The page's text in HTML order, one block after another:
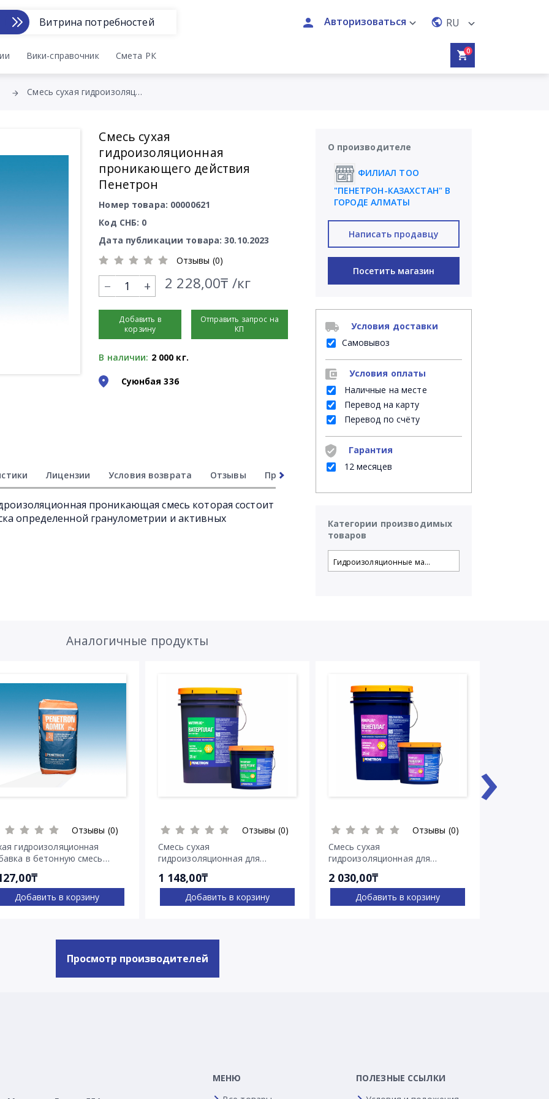
Витрина потребностей Авторизоваться RU
Вики-справочник Смета РК 0
Смесь сухая гидроизоляционная проникающего действия Пенетрон
Смесь сухая
гидроизоляционная
проникающего действия
Пенетрон
Номер товара: 00000621
Код СНБ: 0
Дата публикации товара: 30.10.2023
Отзывы (0)
+ 2 228,00₸ /кг
Добавить в
корзину
Отправить запрос на
КП
В наличии: 2 000 кг.
Суюнбая 336
Лицензии Условия возврата Отзывы Прочее Часто задаваемые вопросы
проникающая смесь которая состоит
определенной гранулометрии и активных
О производителе
ФИЛИАЛ ТОО
"ПЕНЕТРОН-КАЗАХСТАН" В
ГОРОДЕ АЛМАТЫ
Написать продавцу
Посетить магазин
Условия доставки
Самовывоз
Условия оплаты
Наличные на месте
Перевод на карту
Перевод по счёту
Гарантия
12 месяцев
Категории производимых
товаров
Гидроизоляционные ма...
Аналогичные продукты
Отзывы (0)
гидроизоляционная
в бетонную смесь
Добавить в корзину
Отзывы (0)
Смесь сухая
гидроизоляционная для
Ватерплаг
1 148,00₸
Добавить в корзину
Отзывы (0)
Смесь сухая
гидроизоляционная для
Пенеплаг
2 030,00₸
Добавить в корзину
›
Просмотр производителей
МЕНЮ
ПОЛЕЗНЫЕ ССЫЛКИ